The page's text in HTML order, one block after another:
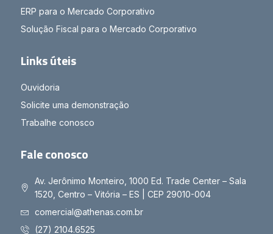
ERP para o Mercado Corporativo
Solução Fiscal para o Mercado Corporativo
Links úteis
Ouvidoria
Solicite uma demonstração
Trabalhe conosco
Fale conosco
Av. Jerônimo Monteiro, 1000 Ed. Trade Center – Sala
1520, Centro – Vitória – ES | CEP 29010-004
comercial@athenas.com.br
(27) 2104.6525